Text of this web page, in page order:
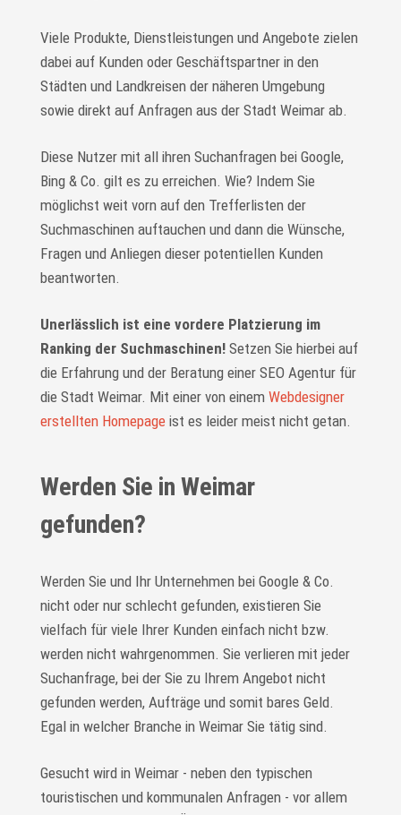
Viele Produkte, Dienstleistungen und Angebote zielen
dabei auf Kunden oder Geschäftspartner in den
Städten und Landkreisen der näheren Umgebung
sowie direkt auf Anfragen aus der Stadt Weimar ab.
Diese Nutzer mit all ihren Suchanfragen bei Google,
Bing & Co. gilt es zu erreichen. Wie? Indem Sie
möglichst weit vorn auf den Trefferlisten der
Suchmaschinen auftauchen und dann die Wünsche,
Fragen und Anliegen dieser potentiellen Kunden
beantworten.
Unerlässlich ist eine vordere Platzierung im
Ranking der Suchmaschinen!Setzen Sie hierbei auf
die Erfahrung und der Beratung einer SEO Agentur für
die Stadt Weimar. Mit einer von einem Webdesigner
erstellten Homepageist es leider meist nicht getan.
Werden Sie in Weimar
gefunden?
Werden Sie und Ihr Unternehmen bei Google & Co.
nicht oder nur schlecht gefunden, existieren Sie
vielfach für viele Ihrer Kunden einfach nicht bzw.
werden nicht wahrgenommen. Sie verlieren mit jeder
Suchanfrage, bei der Sie zu Ihrem Angebot nicht
gefunden werden, Aufträge und somit bares Geld.
Egal in welcher Branche in Weimar Sie tätig sind.
Gesucht wird in Weimar - neben den typischen
touristischen und kommunalen Anfragen - vor allem